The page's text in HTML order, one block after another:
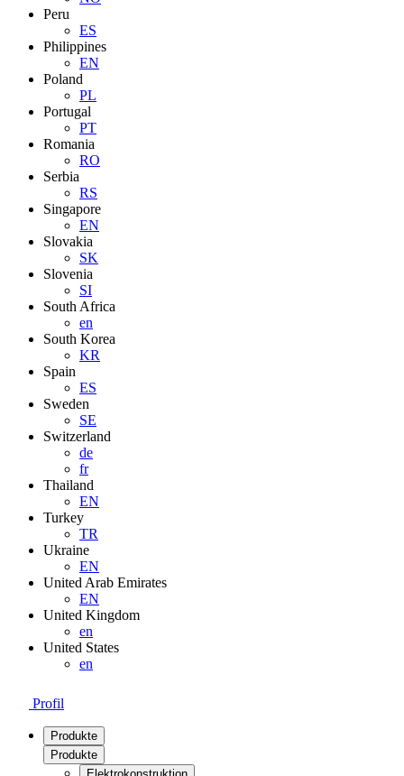
Peru
ES
Philippines
EN
Poland
PL
Portugal
PT
Romania
RO
Serbia
RS
Singapore
EN
Slovakia
SK
Slovenia
SI
South Africa
en
South Korea
KR
Spain
ES
Sweden
SE
Switzerland
de
fr
Thailand
EN
Turkey
TR
Ukraine
EN
United Arab Emirates
EN
United Kingdom
en
United States
en
Profil
Produkte
Produkte